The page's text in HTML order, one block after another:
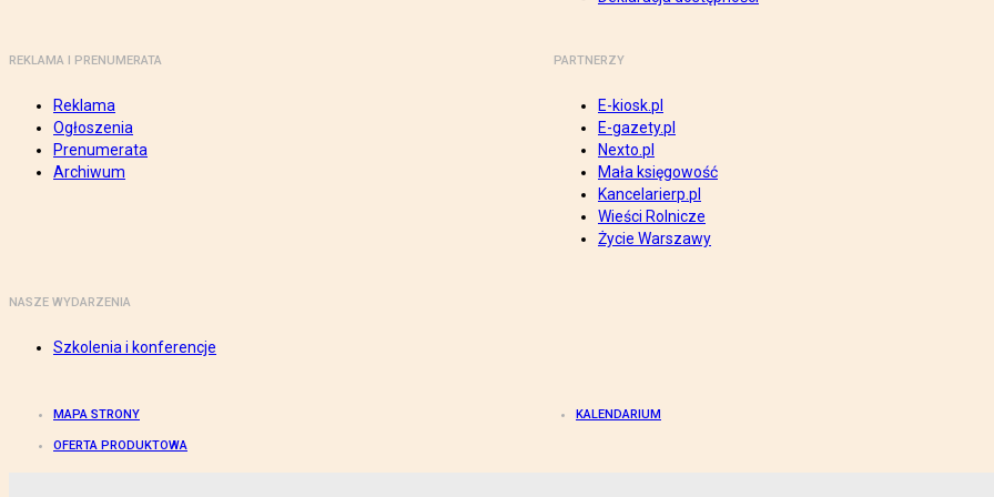
REKLAMA I PRENUMERATA
Reklama
Ogłoszenia
Prenumerata
Archiwum
PARTNERZY
E-kiosk.pl
E-gazety.pl
Nexto.pl
Mała księgowość
Kancelarierp.pl
Wieści Rolnicze
Życie Warszawy
NASZE WYDARZENIA
Szkolenia i konferencje
MAPA STRONY KALENDARIUM
OFERTA PRODUKTOWA